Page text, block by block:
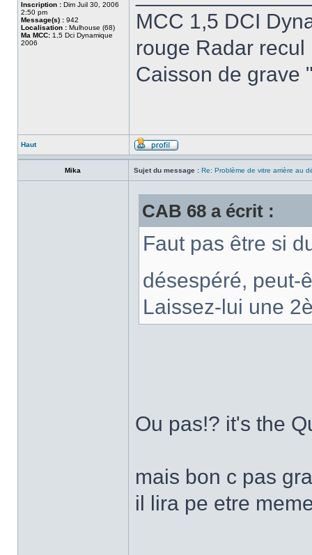
Inscription : Dim Juil 30, 2006
2:50 pm
Message(s) : 942
Localisation : Mulhouse (68)
Ma MCC: 1,5 Dci Dynamique
2006
MCC 1,5 DCI
rouge Radar
Caisson de grave
Haut
Mika Sujet du message : Re: Problème de vitre arrière au
CAB 68 a écrit :
Faut pas être si
désespéré, peut-
Laissez-lui une
Ou pas!? it's the
mais bon c pas
il lira pe etre